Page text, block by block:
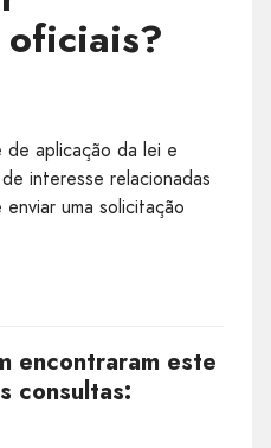
aplicação da lei e
interesse relacionadas
uma solicitação
encontraram este
consultas: